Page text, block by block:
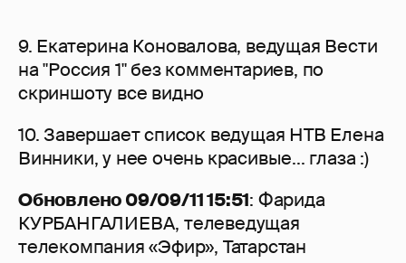
9. Екатерина Коновалова, ведущая Вести
на "Россия 1" без комментариев, по
скриншоту все видно
10. Завершает список ведущая НТВ Елена
Винники, у нее очень красивые... глаза :)
Обновлено 09/09/11 15:51: Фарида
КУРБАНГАЛИЕВА, телеведущая
телекомпания «Эфир», Татарстан